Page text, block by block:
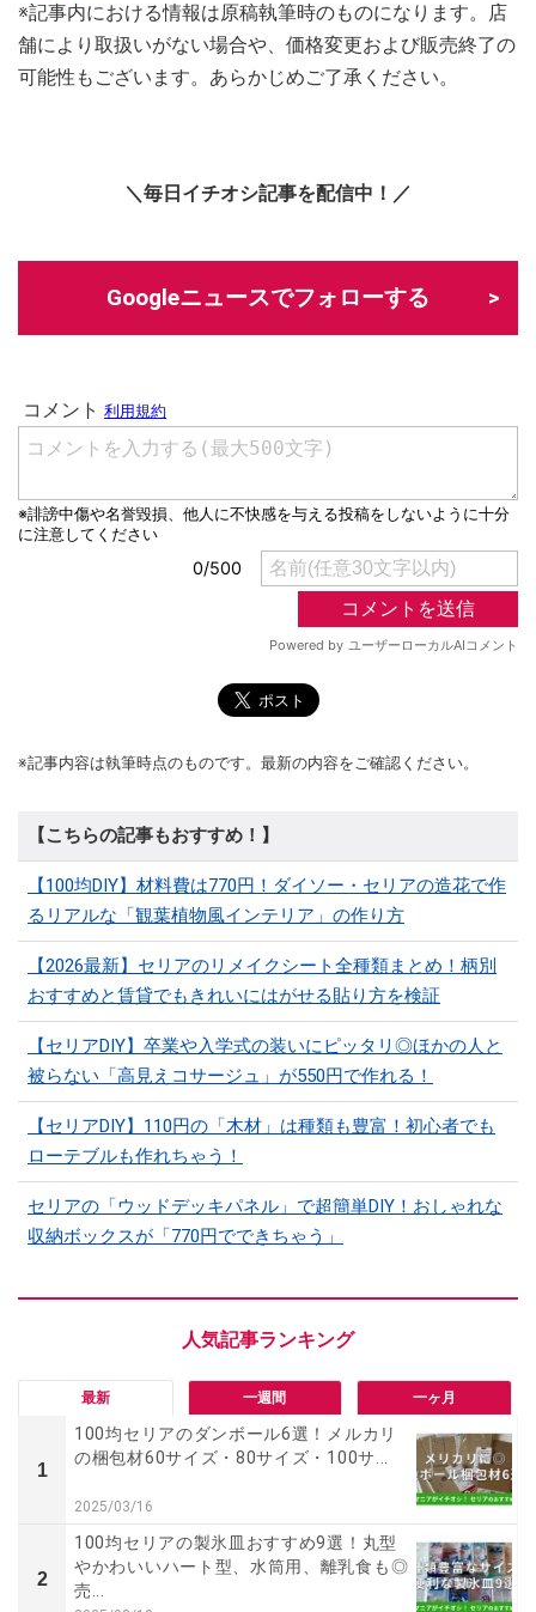
※記事内における情報は原稿執筆時のものになります。店
舗により取扱いがない場合や、価格変更および販売終了の
可能性もございます。あらかじめご了承ください。
＼毎日イチオシ記事を配信中！／
Googleニュースでフォローする
※記事内容は執筆時点のものです。最新の内容をご確認ください。
【こちらの記事もおすすめ！】
【100均DIY】材料費は770円！ダイソー・セリアの造花で作
るリアルな「観葉植物風インテリア」の作り方
【2026最新】セリアのリメイクシート全種類まとめ！柄別
おすすめと賃貸でもきれいにはがせる貼り方を検証
【セリアDIY】卒業や入学式の装いにピッタリ◎ほかの人と
被らない「高見えコサージュ」が550円で作れる！
【セリアDIY】110円の「木材」は種類も豊富！初心者でも
ローテブルも作れちゃう！
セリアの「ウッドデッキパネル」で超簡単DIY！おしゃれな
収納ボックスが「770円でできちゃう」
最新 一週間 一ヶ月
1
100均セリアのダンボール6選！メルカリ
の梱包材60サイズ・80サイズ・100サ...
2025/03/16
2
100均セリアの製氷皿おすすめ9選！丸型
やかわいいハート型、水筒用、離乳食も◎
売...